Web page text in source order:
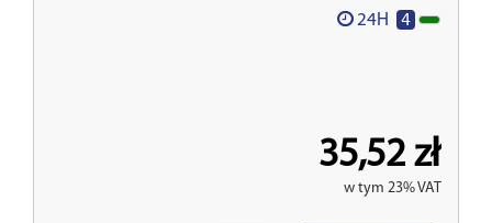
24H 4
35,52 zł
w tym 23% VAT